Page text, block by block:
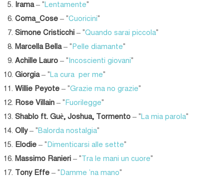
Irama– “Lentamente“
Coma_Cose – “Cuoricini“
Simone Cristicchi – “Quando sarai piccola“
Marcella Bella– “ Pelle diamante“
Achille Lauro – “ Incoscienti giovani“
Giorgia– “La cura per me“
Willie Peyote – “Grazie ma no grazie“
Rose Villain – “ Fuorilegge“
Shablo ft. Guè, Joshua, Tormento – “La mia parola“
Olly– “Balorda nostalgia“
Elodie – “ Dimenticarsi alle sette“
Massimo Ranieri – “ Tra le mani un cuore“
Tony Effe – “ Damme ‘na mano“